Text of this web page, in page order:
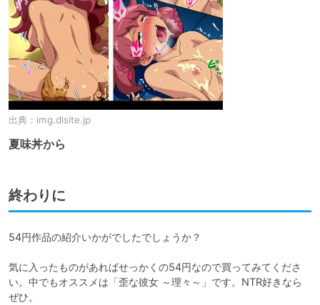
出典： img.dlsite.jp
夏味丼から
終わりに
54円作品の紹介いかがでしたでしょうか？
気に入ったものがあればせっかくの54円なので買ってみてくださ
い。中でもオススメは「歪な彼女 ～理々～」です。NTR好きなら
ぜひ。